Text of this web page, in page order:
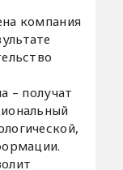
компания
– получат